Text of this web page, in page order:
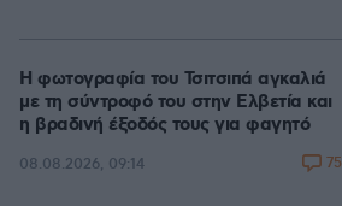
Η φωτογραφία του Τσιτσιπά αγκαλιά
με τη σύντροφό του στην Ελβετία και
η βραδινή έξοδός τους για φαγητό
08.08.2026, 09:14 75